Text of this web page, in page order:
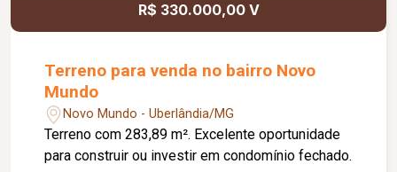
R$ 330.000,00 V
Terreno para venda no bairro Novo
Mundo
Novo Mundo - Uberlândia/MG
Terreno com 283,89 m². Excelente oportunidade
para construir ou investir em condomínio fechado.